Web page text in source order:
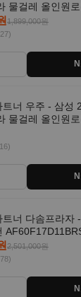
물걸레 올인원로
1,899,000원
트너 우주 - 삼성
물걸레 올인원로
트너 다솜프라자
2,501,000원